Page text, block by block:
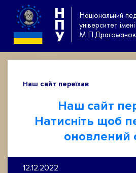
Н
П
У
Національний
університет імені
Наш сайт переїхав
Наш сайт
Натисніть щоб
оновлений
12.12.2022